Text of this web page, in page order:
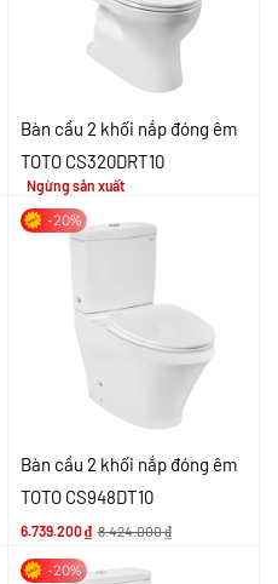
Bàn cầu 2 khối nắp đóng êm
TOTO CS320DRT10
Ngừng sản xuất
-20%
Bàn cầu 2 khối nắp đóng êm
TOTO CS948DT10
6.739.200₫ 8.424.000₫
-20%